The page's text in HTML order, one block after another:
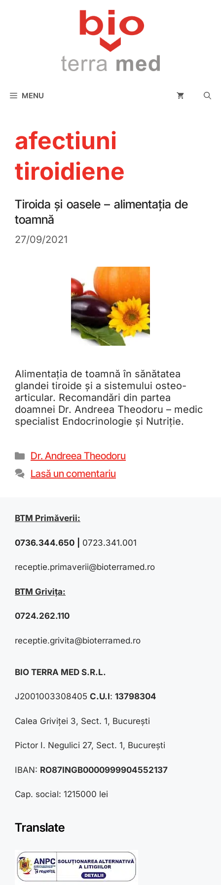
MENU
afectiuni
tiroidiene
Tiroida și oasele – alimentația de
toamnă
27/09/2021
Alimentația de toamnă în sănătatea
glandei tiroide și a sistemului osteo-
articular. Recomandări din partea
doamnei Dr. Andreea Theodoru – medic
specialist Endocrinologie și Nutriție.
Dr. Andreea Theodoru
Lasă un comentariu
BTM Primăverii:
0736.344.650 0723.341.001
receptie.primaverii@bioterramed.ro
BTM Grivița:
0724.262.110
receptie.grivita@bioterramed.ro
BIO TERRA MED S.R.L.
J2001003308405 C.U.I: 13798304
Calea Griviței 3, Sect. 1, București
Pictor I. Negulici 27, Sect. 1, București
IBAN: RO87INGB0000999904552137
Cap. social: 1215000 lei
Translate